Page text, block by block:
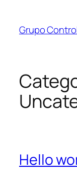
Grupo
Hello